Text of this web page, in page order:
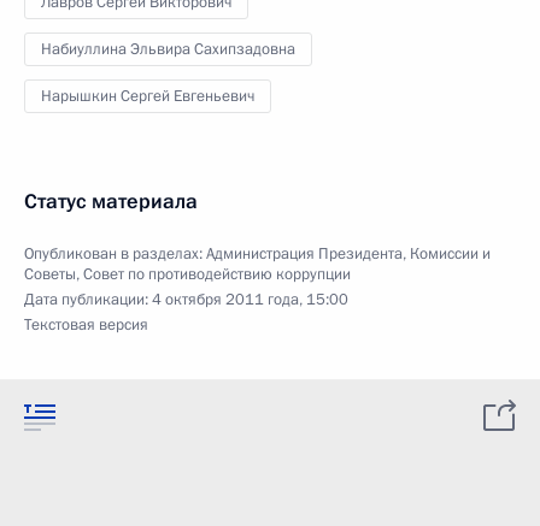
Набиуллина Эльвира Сахипзадовна
Нарышкин Сергей Евгеньевич
Статус материала
Опубликован в разделах:Администрация Президента, Комиссии и
Советы,Совет по противодействию коррупции
Дата публикации:4 октября 2011 года, 15:00
Текстовая версия